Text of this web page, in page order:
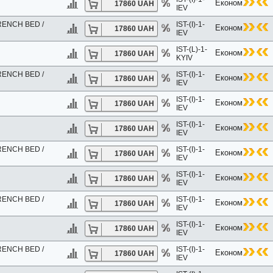
CLASS
5*
3*
4*
17860 UAH
IEV
Економ
BED /
17860 UAH
IST-(I)-1-
IEV
Економ
17860 UAH
IST-(L)-1-
KYIV
Економ
BED /
17860 UAH
IST-(I)-1-
IEV
Економ
17860 UAH
IST-(I)-1-
IEV
Економ
17860 UAH
IST-(I)-1-
IEV
Економ
BED /
17860 UAH
IST-(I)-1-
IEV
Економ
17860 UAH
IST-(I)-1-
IEV
Економ
BED /
17860 UAH
IST-(I)-1-
IEV
Економ
17860 UAH
IST-(I)-1-
IEV
Економ
BED /
17860 UAH
IST-(I)-1-
IEV
Економ